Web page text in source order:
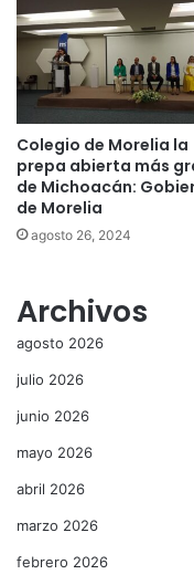
Colegio de Morelia la
prepa abierta más
de Michoacán:
de Morelia
agosto 26, 2024
Archivos
agosto 2026
julio 2026
junio 2026
mayo 2026
abril 2026
marzo 2026
febrero 2026